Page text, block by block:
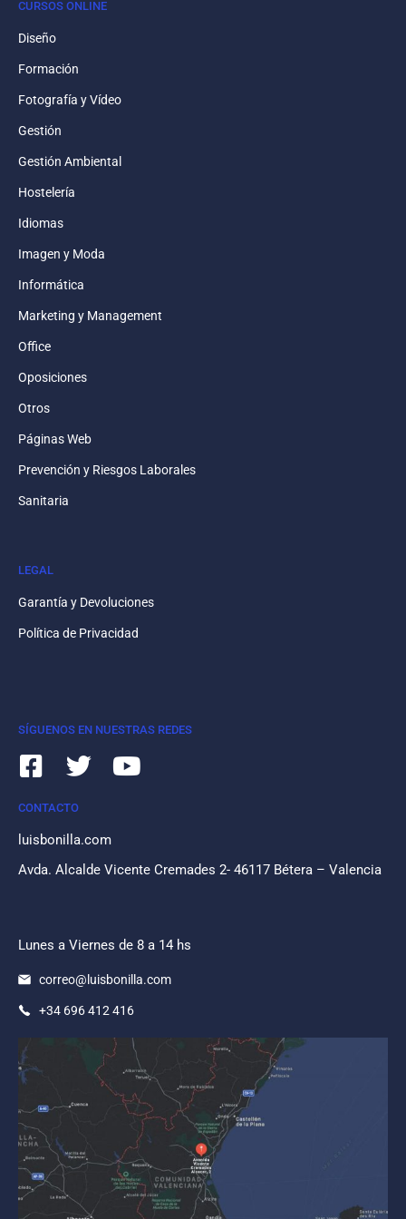
CURSOS ONLINE
Diseño
Formación
Fotografía y Vídeo
Gestión
Gestión Ambiental
Hostelería
Idiomas
Imagen y Moda
Informática
Marketing y Management
Office
Oposiciones
Otros
Páginas Web
Prevención y Riesgos Laborales
Sanitaria
LEGAL
Garantía y Devoluciones
Política de Privacidad
SÍGUENOS EN NUESTRAS REDES
CONTACTO
luisbonilla.com
Avda. Alcalde Vicente Cremades 2- 46117 Bétera – Valencia
Lunes a Viernes de 8 a 14 hs
correo@luisbonilla.com
+34 696 412 416